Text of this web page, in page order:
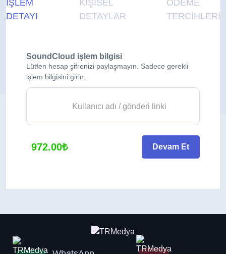
İŞLEM
DETAYI
KİŞİSEL
DETAYLAR
ÖDEME
TERCİHLERİ
SoundCloud işlem bilgisi
Lütfen hesap şifrenizi paylaşmayın. Sadece gerekli
işlem bilgisini girin.
972.00₺ Devam Et